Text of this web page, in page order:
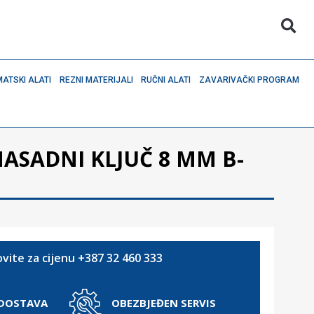
ALATI REZNI MATERIJALI RUČNI ALATI ZAVARIVAČKI PROGRAM
KLJUČ 8 MM B-
za cijenu +387 32 460 333
OBEZBJEĐEN SERVIS